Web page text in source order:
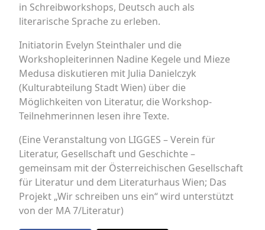
in Schreibworkshops, Deutsch auch als
literarische Sprache zu erleben.
Initiatorin Evelyn Steinthaler und die
Workshopleiterinnen Nadine Kegele und Mieze
Medusa diskutieren mit Julia Danielczyk
(Kulturabteilung Stadt Wien) über die
Möglichkeiten von Literatur, die Workshop-
Teilnehmerinnen lesen ihre Texte.
(Eine Veranstaltung von LIGGES – Verein für
Literatur, Gesellschaft und Geschichte –
gemeinsam mit der Österreichischen Gesellschaft
für Literatur und dem Literaturhaus Wien; Das
Projekt „Wir schreiben uns ein“ wird unterstützt
von der MA 7/Literatur)